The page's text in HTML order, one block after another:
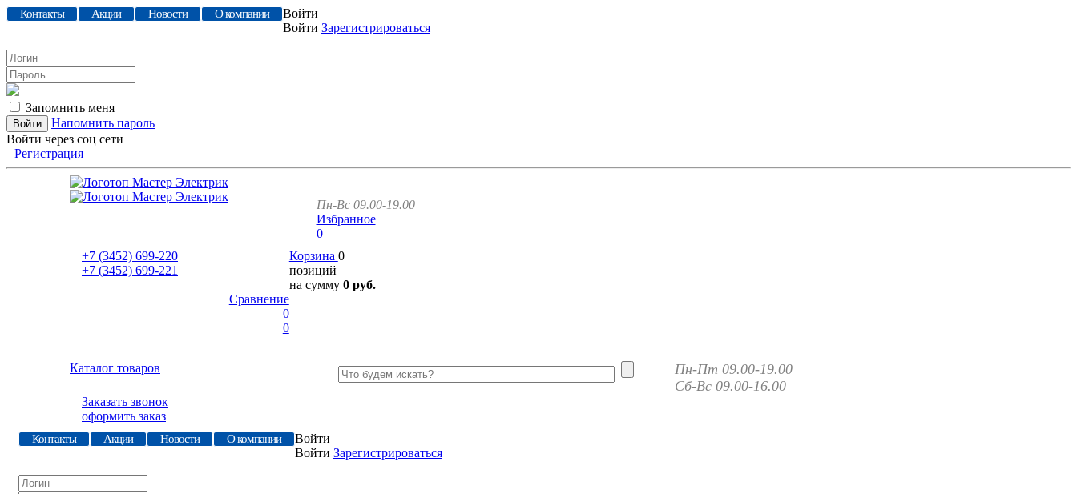
Контакты Акции Новости О компании
Войти
Войти Зарегистрироваться
Запомнить меня
Напомнить пароль
Войти через соц сети
Регистрация
Пн-Вс 09.00-19.00
Избранное
0
+7 (3452) 699-220
+7 (3452) 699-221
Корзина 0
позиций
на сумму 0 руб.
Сравнение
0
0
Каталог товаров
Пн-Пт 09.00-19.00
Сб-Вс 09.00-16.00
Заказать звонок
оформить заказ
Контакты Акции Новости О компании
Войти
Войти Зарегистрироваться